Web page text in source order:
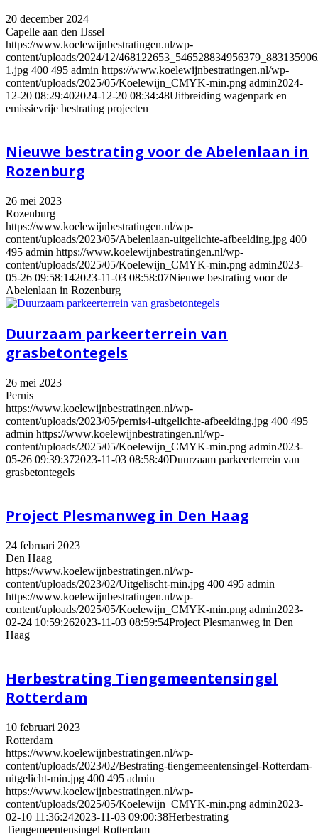
20 december 2024
Capelle aan den IJssel
https://www.koelewijnbestratingen.nl/wp-
content/uploads/2024/12/
1.jpg 400 495 admin https://www.koelewijnbestratingen.nl/wp-
content/uploads/2025/05/Koelewijn_CMYK-min.png admin2024-
12-20 08:29:402024-12-20 08:34:48Uitbreiding wagenpark en
emissievrije bestrating projecten
Nieuwe bestrating voor de Abelenlaan in
Rozenburg
26 mei 2023
Rozenburg
https://www.koelewijnbestratingen.nl/wp-
content/uploads/2023/05/Abelenlaan-uitgelichte-afbeelding.jpg 400
495 admin https://www.koelewijnbestratingen.nl/wp-
content/uploads/2025/05/Koelewijn_CMYK-min.png admin2023-
05-26 09:58:142023-11-03 08:58:07Nieuwe bestrating voor de
Abelenlaan in Rozenburg
Duurzaam parkeerterrein van
grasbetontegels
26 mei 2023
Pernis
https://www.koelewijnbestratingen.nl/wp-
content/uploads/2023/05/pernis4-uitgelichte-afbeelding.jpg 400 495
admin https://www.koelewijnbestratingen.nl/wp-
content/uploads/2025/05/Koelewijn_CMYK-min.png admin2023-
05-26 09:39:372023-11-03 08:58:40Duurzaam parkeerterrein van
grasbetontegels
Project Plesmanweg in Den Haag
24 februari 2023
Den Haag
https://www.koelewijnbestratingen.nl/wp-
content/uploads/2023/02/Uitgelischt-min.jpg 400 495 admin
https://www.koelewijnbestratingen.nl/wp-
content/uploads/2025/05/Koelewijn_CMYK-min.png admin2023-
02-24 10:59:262023-11-03 08:59:54Project Plesmanweg in Den
Haag
Herbestrating Tiengemeentensingel
Rotterdam
10 februari 2023
Rotterdam
https://www.koelewijnbestratingen.nl/wp-
content/uploads/2023/02/Bestrating-tiengemeentensingel-Rotterdam-
uitgelicht-min.jpg 400 495 admin
https://www.koelewijnbestratingen.nl/wp-
content/uploads/2025/05/Koelewijn_CMYK-min.png admin2023-
02-10 11:36:242023-11-03 09:00:38Herbestrating
Tiengemeentensingel Rotterdam